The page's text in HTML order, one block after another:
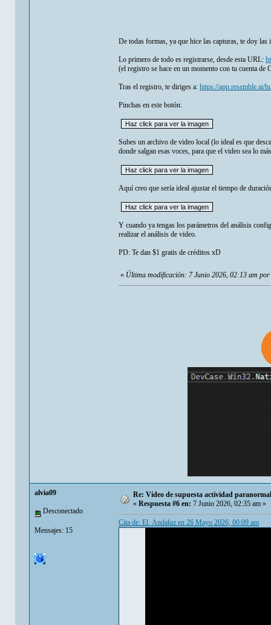
De todas formas, ya que hice las capturas, te doy las
Lo primero de todo es registrarse, desde esta URL:
(el registro se hace en un momento con tu cuenta de
Tras el registro, te diriges a: https://app.resemble.ai/
Pinchas en este botón:
Subes un archivo de video local (lo ideal es que
donde salgan esas voces, para que el video sea lo
Aquí creo que sería ideal ajustar el tiempo de
Y cuando ya tengas los parámetros del análisis
realizar el análisis de video.
PD: Te dan $1 gratis de créditos xD
« Última modificación: 7 Junio 2026, 02:13 am
alvia09
Desconectado
Mensajes: 15
Re: Vídeo de supuesta actividad
«Respuesta #6 en:7 Junio 2026, 02:35 am »
Cita de: El_Andaluz en 26 Mayo 2026, 00:09 am